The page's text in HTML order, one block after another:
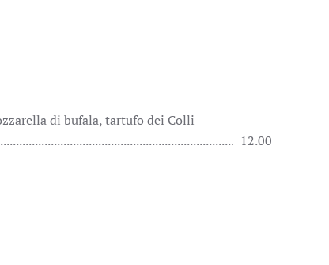
di bufala, tartufo dei Colli
12.00